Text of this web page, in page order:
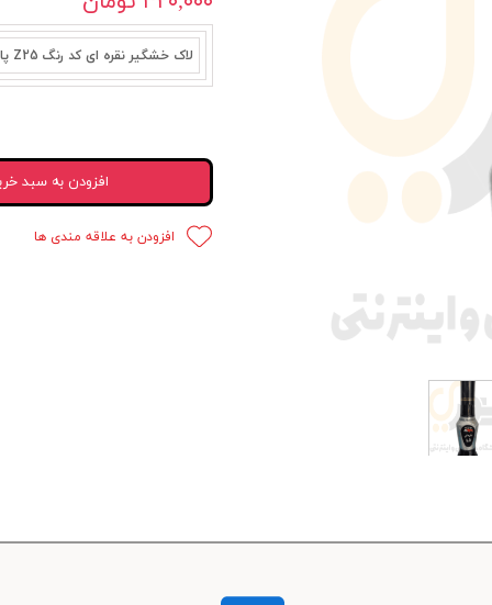
و ترمز
و اسپرت
لاک خشگیر نقره ای کد رنگ Z25 پارس کاور (ایران خودرو)
افزودن به سبد
افزودن به علاقه مندی ها